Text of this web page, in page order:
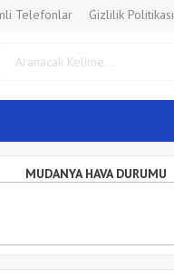
Telefonlar Gizlilik Politikası
MUDANYA HAVA DURUMU